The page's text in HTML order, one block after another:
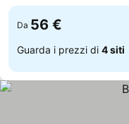
Da 56 €
Guarda i prezzi di 4 siti